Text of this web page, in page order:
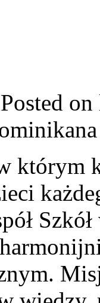
Posted
którym